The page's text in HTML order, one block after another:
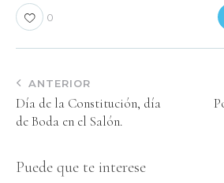
0
ANTERIOR
Día de la Constitución, día
de Boda en el Salón.
Puede que te interese